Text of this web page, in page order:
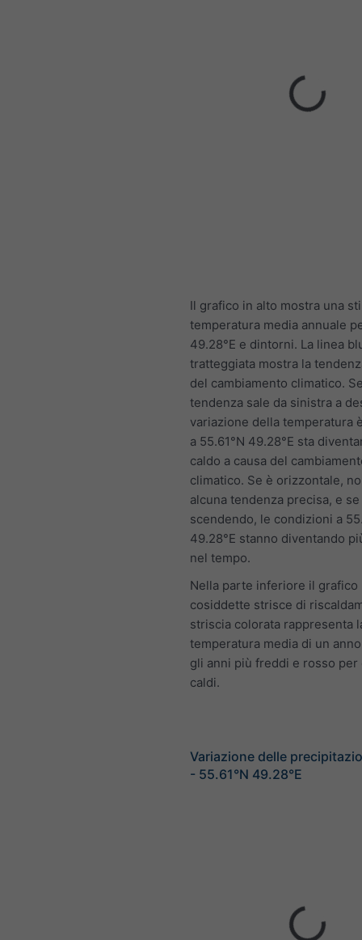
Il grafico in alto mostra una
temperatura media annuale
49.28°E e dintorni. La linea
tratteggiata mostra la
del cambiamento climatico.
tendenza sale da sinistra a
variazione della temperatura
a 55.61°N 49.28°E sta
caldo a causa del
climatico. Se è orizzontale,
alcuna tendenza precisa, e
scendendo, le condizioni a
49.28°E stanno diventando
nel tempo.
Nella parte inferiore il grafico
cosiddette strisce di
striscia colorata rappresenta
temperatura media di un
gli anni più freddi e rosso
caldi.
Variazione delle
- 55.61°N 49.28°E